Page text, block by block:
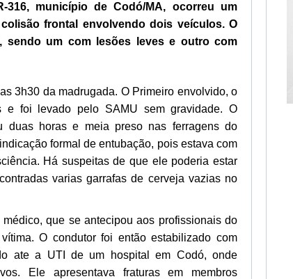
município de Codó/MA, ocorreu um
frontal envolvendo dois veículos. O
sendo um com lesões leves e outro com
3h30 da madrugada. O Primeiro envolvido, o
e foi levado pelo SAMU sem gravidade. O
duas horas e meia preso nas ferragens do
formal de entubação, pois estava com
Há suspeitas de que ele poderia estar
varias garrafas de cerveja vazias no
que se antecipou aos profissionais do
O condutor foi então estabilizado com
ate a UTI de um hospital em Codó, onde
Ele apresentava fraturas em membros